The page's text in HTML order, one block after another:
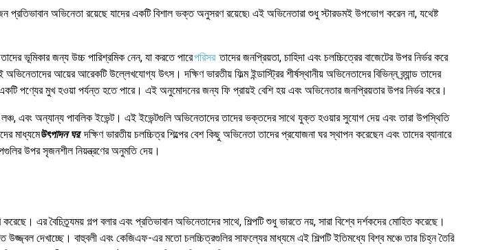
প্রতিভাবান অভিনেতা রয়েছে যাদের একটি বিশাল ভক্ত অনুসরণ রয়েছে৷ এই অভিনেতারা শুধু স্টারডমই উপভোগ করেন না, যথেষ্ট
ভূমিকার জন্য উচ্চ পারিশ্রমিক নেন, যা করতে পারেপরিসর তাদের জনপ্রিয়তা, চাহিদা এবং চলচ্চিত্রের বাজেটের উপর নির্ভর করে
আয়ের আরেকটি উল্লেখযোগ্য উৎস। দক্ষিণ ভারতীয় ফিল্ম ইন্ডাস্ট্রির শীর্ষস্থানীয় অভিনেতাদের বিভিন্ন ব্র্যান্ড তাদের
পণ্যের মুখ হওয়া পর্যন্ত হতে পারে। এই অনুমোদনের জন্য ফি প্রায়ই বেশি হয় এবং অভিনেতার জনপ্রিয়তার উপর নির্ভর করে।
এবং অন্যান্য পাবলিক ইভেন্ট। এই ইভেন্টগুলি অভিনেতাদের তাদের ভক্তদের সাথে যুক্ত হওয়ার সুযোগ দেয় এবং তারা উপস্থিতি
মাধ্যমেউৎপাদন ঘর. দক্ষিণ ভারতীয় চলচ্চিত্র শিল্পের বেশ কিছু অভিনেতা তাদের প্রযোজনা ঘর স্থাপন করেছেন এবং তাদের ব্যানারে
উপর সৃজনশীল নিয়ন্ত্রণের অনুমতি দেয়।
এর বৈচিত্র্যময় গল্প বলার এবং প্রতিভাবান অভিনেতাদের সাথে, শিল্পটি শুধু ভারতে নয়, সারা বিশ্বে দর্শকদের মোহিত করেছে।
উজ্জ্বল দেখাচ্ছে। বাহুবলী এবং কেজিএফ-এর মতো চলচ্চিত্রগুলির সাফল্যের মাধ্যমে এই শিল্পটি ইতিমধ্যে বিশ্ব মঞ্চে তার চিহ্ন তৈরি